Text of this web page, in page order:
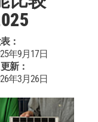
：
年9月17日
更新：
年3月26日